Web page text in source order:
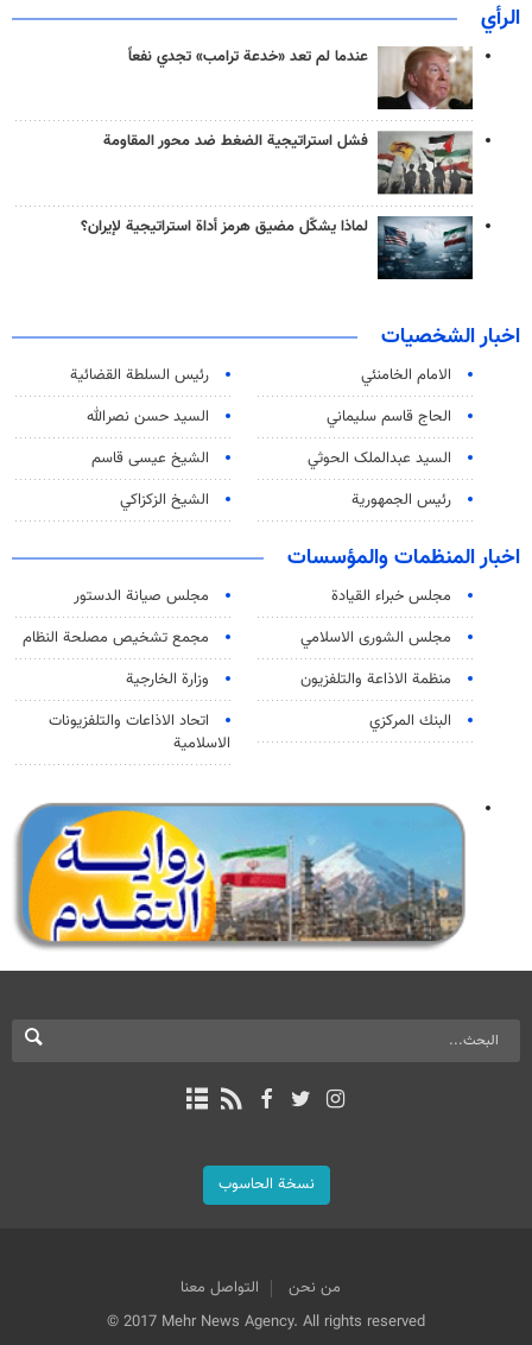
الرأي
عندما لم تعد «خدعة ترامب» تجدي نفعاً
فشل استراتيجية الضغط ضد محور المقاومة
لماذا يشكّل مضيق هرمز أداة استراتيجية لإيران؟
اخبار الشخصيات
الامام الخامنئي
رئیس السلطة القضائیة
الحاج قاسم سليماني
السيد حسن نصرالله
السید عبدالملک الحوثي
الشيخ عيسى قاسم
رئيس الجمهورية
الشيخ الزكزاكي
اخبار المنظمات والمؤسسات
مجلس خبراء القيادة
مجلس صيانة الدستور
مجلس الشورى الاسلامي
مجمع تشخيص مصلحة النظام
منظمة الاذاعة والتلفزیون
وزارة الخارجية
البنك المركزي
اتحاد الاذاعات والتلفزيونات
الاسلامية
نسخة الحاسوب
من نحن
التواصل معنا
© 2017 Mehr News Agency. All rights reserved